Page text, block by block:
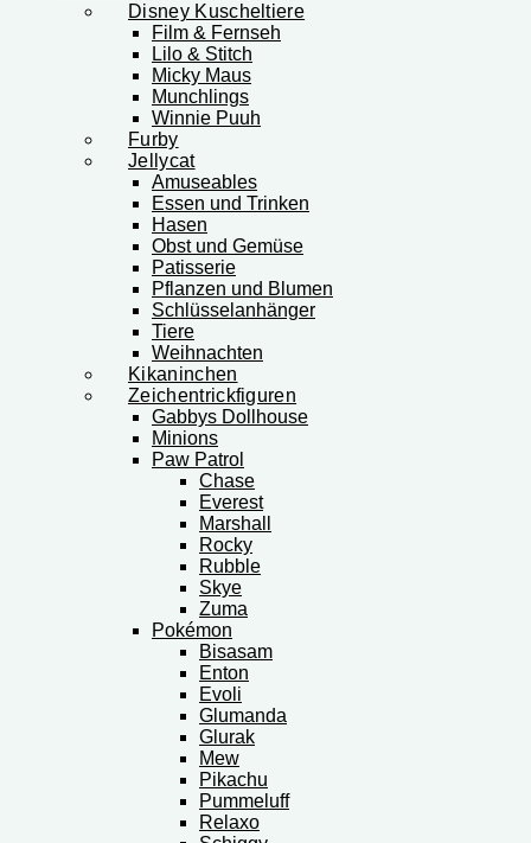
Disney Kuscheltiere
Film & Fernseh
Lilo & Stitch
Micky Maus
Munchlings
Winnie Puuh
Furby
Jellycat
Amuseables
Essen und Trinken
Hasen
Obst und Gemüse
Patisserie
Pflanzen und Blumen
Schlüsselanhänger
Tiere
Weihnachten
Kikaninchen
Zeichentrickfiguren
Gabbys Dollhouse
Minions
Paw Patrol
Chase
Everest
Marshall
Rocky
Rubble
Skye
Zuma
Pokémon
Bisasam
Enton
Evoli
Glumanda
Glurak
Mew
Pikachu
Pummeluff
Relaxo